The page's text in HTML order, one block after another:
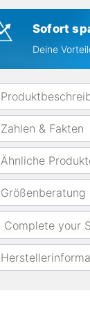
Sofort
Deine
Zahlen & Fakten
Ähnliche
Größenberatung
Complete your